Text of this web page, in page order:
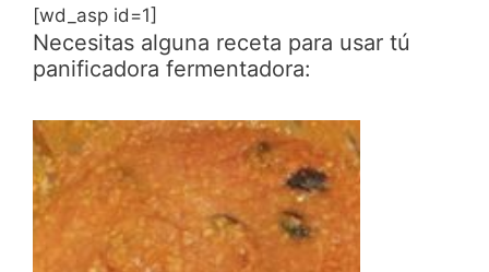
[wd_asp id=1]
Necesitas alguna receta para usar tú
panificadora fermentadora: